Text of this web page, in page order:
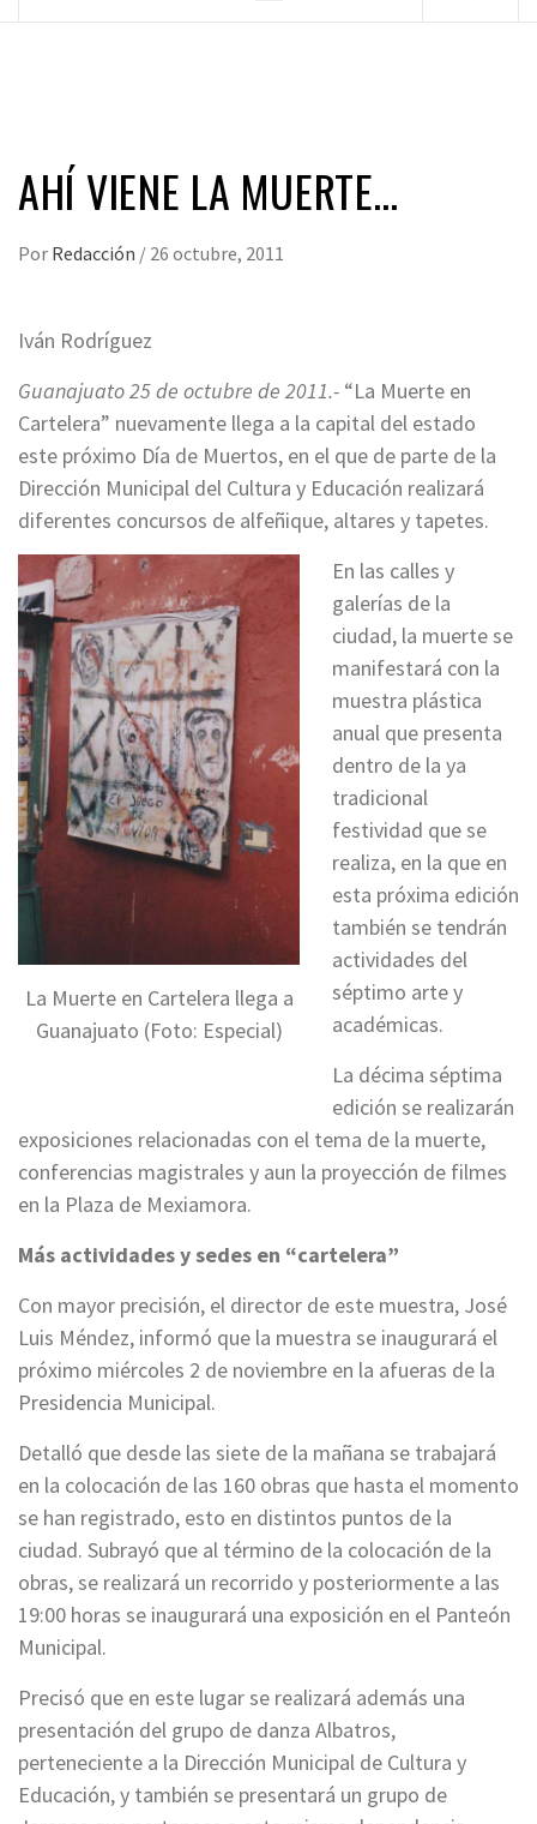
AHÍ VIENE LA MUERTE…
Por Redacción / 26 octubre, 2011
Iván Rodríguez
Guanajuato 25 de octubre de 2011.- “La Muerte en
Cartelera” nuevamente llega a la capital del estado
este próximo Día de Muertos, en el que de parte de la
Dirección Municipal del Cultura y Educación realizará
diferentes concursos de alfeñique, altares y tapetes.
La Muerte en Cartelera llega a
Guanajuato (Foto: Especial)
En las calles y
galerías de la
ciudad, la muerte se
manifestará con la
muestra plástica
anual que presenta
dentro de la ya
tradicional
festividad que se
realiza, en la que en
esta próxima edición
también se tendrán
actividades del
séptimo arte y
académicas.
La décima séptima
edición se realizarán
exposiciones relacionadas con el tema de la muerte,
conferencias magistrales y aun la proyección de filmes
en la Plaza de Mexiamora.
Más actividades y sedes en “cartelera”
Con mayor precisión, el director de este muestra, José
Luis Méndez, informó que la muestra se inaugurará el
próximo miércoles 2 de noviembre en la afueras de la
Presidencia Municipal.
Detalló que desde las siete de la mañana se trabajará
en la colocación de las 160 obras que hasta el momento
se han registrado, esto en distintos puntos de la
ciudad. Subrayó que al término de la colocación de la
obras, se realizará un recorrido y posteriormente a las
19:00 horas se inaugurará una exposición en el Panteón
Municipal.
Precisó que en este lugar se realizará además una
presentación del grupo de danza Albatros,
perteneciente a la Dirección Municipal de Cultura y
Educación, y también se presentará un grupo de